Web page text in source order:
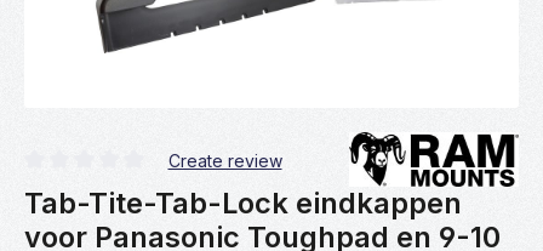
Gemiddelde waardering van 0 van 5 sterren
Create review
Tab-Tite-Tab-Lock eindkappen
voor Panasonic Toughpad en 9-10